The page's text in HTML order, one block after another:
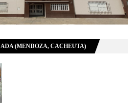
(MENDOZA, CACHEUTA)